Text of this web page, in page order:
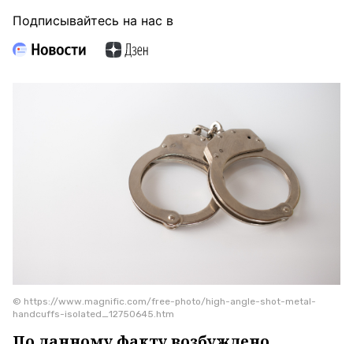
Подписывайтесь на нас в
© https://www.magnific.com/free-photo/high-angle-shot-metal-
handcuffs-isolated_12750645.htm